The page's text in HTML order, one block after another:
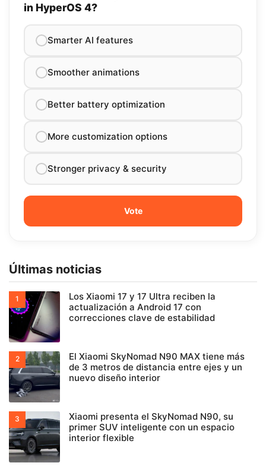
in HyperOS 4?
Smarter AI features
Smoother animations
Better battery optimization
More customization options
Stronger privacy & security
Últimas noticias
Los Xiaomi 17 y 17 Ultra reciben la
actualización a Android 17 con
correcciones clave de estabilidad
El Xiaomi SkyNomad N90 MAX tiene más
de 3 metros de distancia entre ejes y un
nuevo diseño interior
Xiaomi presenta el SkyNomad N90, su
primer SUV inteligente con un espacio
interior flexible